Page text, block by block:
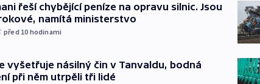
řeší chybějící peníze na opravu silnic. Jsou
namítá ministerstvo
před 10 hodinami
vyšetřuje násilný čin v Tanvaldu, bodná
při něm utrpěli tři lidé